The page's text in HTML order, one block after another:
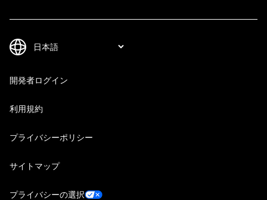
開発者ログイン
利用規約
プライバシーポリシー
サイトマップ
プライバシーの選択